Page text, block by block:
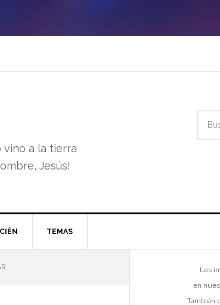
vino a la tierra
Jesús!
TEMAS
Les
en
También